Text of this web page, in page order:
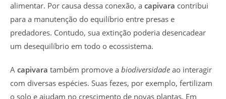
alimentar. Por causa dessa conexão, a capivara contribui
para a manutenção do equilíbrio entre presas e
predadores. Contudo, sua extinção poderia desencadear
um desequilíbrio em todo o ecossistema.
A capivara também promove a biodiversidade ao interagir
com diversas espécies. Suas fezes, por exemplo, fertilizam
o solo e ajudam no crescimento de novas plantas. Em